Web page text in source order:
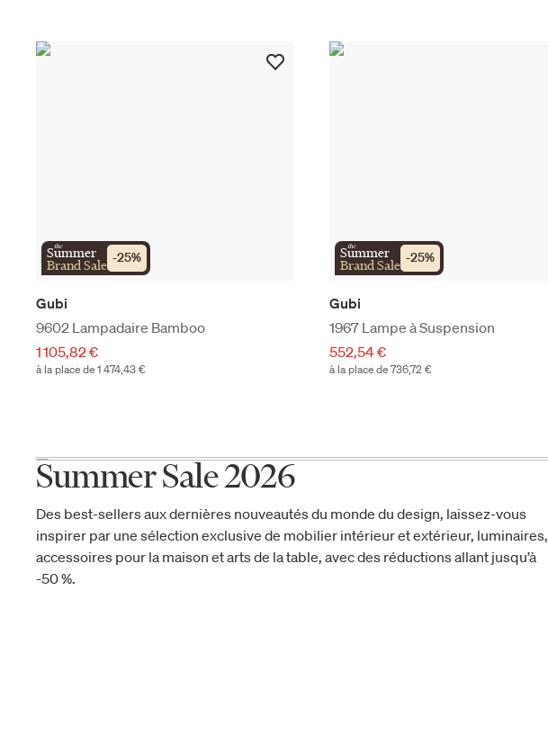
the
Summer
Brand Sale -25%
Gubi
9602 Lampadaire Bamboo
1 105,82 €
à la place de 1 474,43 €
the
Summer
Brand Sale -25%
Gubi
1967 Lampe à Suspension
552,54 €
à la place de 736,72 €
Summer Sale 2026
Des best-sellers aux dernières nouveautés du monde du design, laissez-vous
inspirer par une sélection exclusive de mobilier intérieur et extérieur, luminaires,
accessoires pour la maison et arts de la table, avec des réductions allant jusqu’à
-50 %.